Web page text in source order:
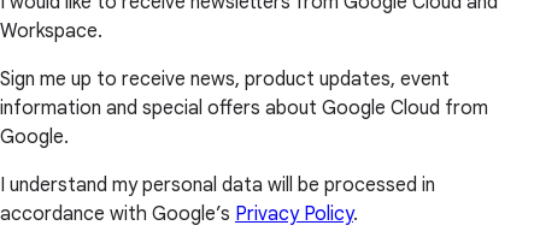
Workspace.
Sign me up to receive news, product updates, event
information and special offers about Google Cloud from
Google.
I understand my personal data will be processed in
accordance with Google’s Privacy Policy.